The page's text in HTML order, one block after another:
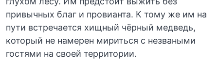
привычных благ и провианта. К тому же им на
пути встречается хищный чёрный медведь,
который не намерен мириться с незваными
гостями на своей территории.